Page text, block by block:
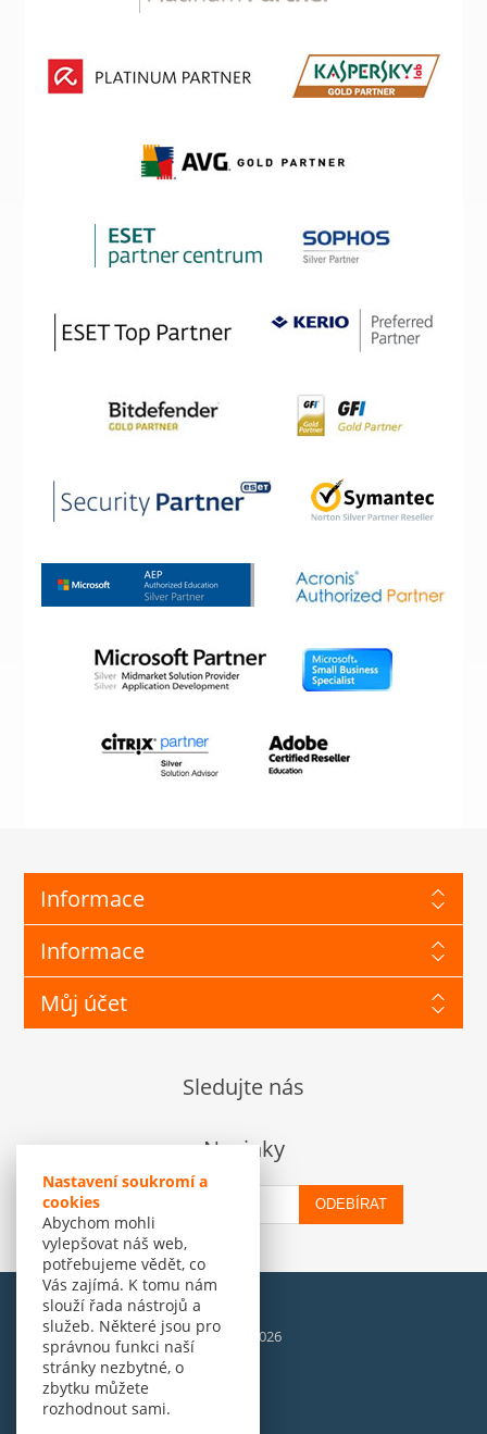
Nastavení soukromí a
cookies
Abychom mohli
vylepšovat náš web,
potřebujeme vědět, co
Vás zajímá. K tomu nám
slouží řada nástrojů a
služeb. Některé jsou pro
správnou funkci naší
stránky nezbytné, o
zbytku můžete
rozhodnout sami.
Informace
Informace
Můj účet
Sledujte nás
Novinky
ODEBÍRAT
© Amenit Software Solutions, 1998 - 2026
Powered bynopCommerce